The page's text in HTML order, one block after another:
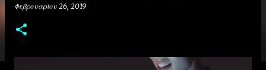
Φεβρουαρίου 26, 2019